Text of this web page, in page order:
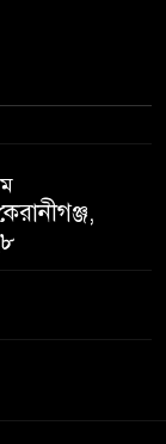
দিবস’
উম্মাহ